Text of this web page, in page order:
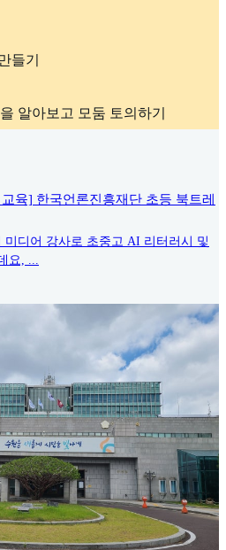
들기
알아보고 모둠 토의하기
육] 한국언론진흥재단 초등 북트레
디어 강사로 초중고 AI 리터러시 및
요, ...